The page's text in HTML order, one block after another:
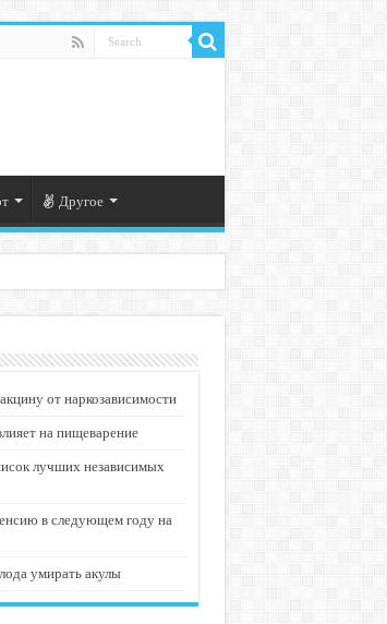
Другое
от наркозависимости
на пищеварение
лучших независимых
в следующем году на
умирать акулы